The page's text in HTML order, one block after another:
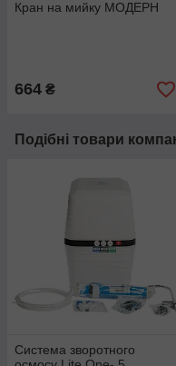
Кран на мийку МОДЕРН
664 ₴
Подібні товари
Система зворотного